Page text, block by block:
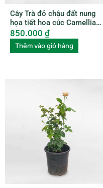
Cây Trà đỏ chậu đất nung
họa tiết hoa cúc Camellia
Japonica
850.000 ₫
Thêm vào giỏ hàng